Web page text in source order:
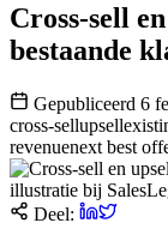
Cross-sell
bestaande
Gepubliceerd 6
cross-sellupsell
revenuenext best
Deel: